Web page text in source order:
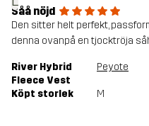
Såå nöjd
Den sitter helt perfekt,
denna ovanpå en tjocktröja
River Hybrid
Fleece Vest
Peyote
Köpt storlek M